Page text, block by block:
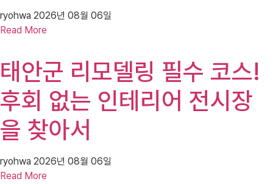
ryohwa 2026년 08월 06일
Read More
태안군 리모델링 필수 코스!
후회 없는 인테리어 전시장
을 찾아서
ryohwa 2026년 08월 06일
Read More